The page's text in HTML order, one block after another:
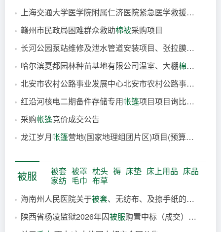
上海交通大学医学院附属仁济医院紧急医学救援病房
赣州市民政局困难群众救助棉被采购项目
46分钟前
长河公园泵站维修及泄水管道安装项目、张拉膜
遮阳伞
1小时前
哈尔滨夏都园林种苗基地有限公司温室、大棚棉被
1小时前
北安市农村公路事业发展中心北安市农村公路事业发展中心
2小时前
红沿河核电二期备件存储专用帐篷项目项目询比公告
采购帐篷竞价成交公告
14小时前
龙江岁月帐篷营地(国家地理组团片区)项目(预算编制)
17小时前
被服 被套 被罩 枕头 褥 床垫 床上用品 床品
家纺 毛巾 布草
海南州人民医院关于被套、无纺布、及擦手纸的采购项目竞价成交公告
1分钟前
陕西省杨凌监狱2026年囚被服购置中标（成交）结果公告